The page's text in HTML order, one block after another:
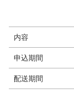
内容
申込期間
配送期間